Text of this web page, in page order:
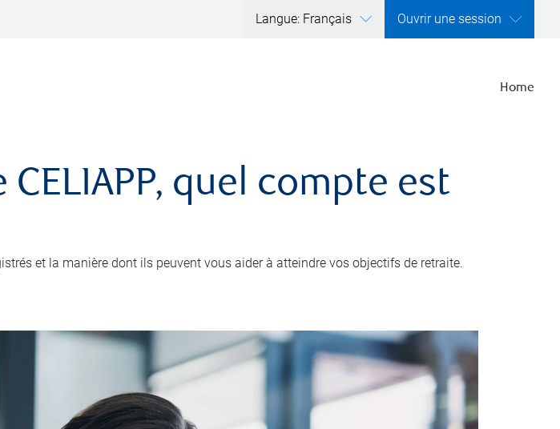
Langue: Français Ouvrir une session
Home
CELIAPP, quel compte est
et la manière dont ils peuvent vous aider à atteindre vos objectifs de retraite.